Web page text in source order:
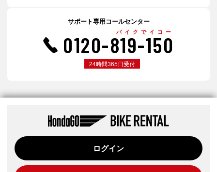
サポート専用コールセンター
バイクでイコー
0120-819-150
24時間365日受付
ログイン